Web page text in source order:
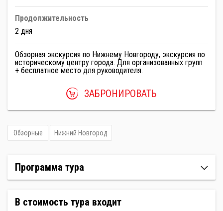
Продолжительность
2 дня
Обзорная экскурсия по Нижнему Новгороду, экскурсия по
историческому центру города. Для организованных групп
+ бесплатное место для руководителя.
ЗАБРОНИРОВАТЬ
Обзорные Нижний Новгород
Программа тура
В стоимость тура входит